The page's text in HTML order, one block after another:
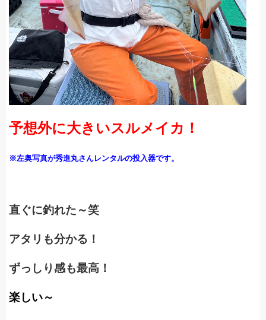
予想外に大きいスルメイカ！
※左奥写真が秀進丸さんレンタルの投入器です。
直ぐに釣れた～笑
アタリも分かる！
ずっしり感も最高！
楽しい～